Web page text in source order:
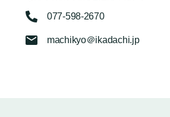
077-598-2670
machikyo＠ikadachi.jp